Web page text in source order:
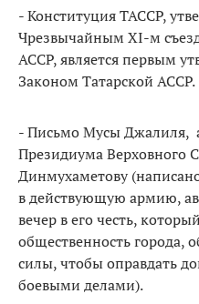
- Конституция ТАССР,
Чрезвычайным XI-м
АССР, является первым
Законом Татарской АССР.
- Письмо Мусы Джалиля,
Президиума Верховного
Динмухаметову
в действующую армию,
вечер в его честь,
общественность города,
силы, чтобы оправдать
боевыми делами).